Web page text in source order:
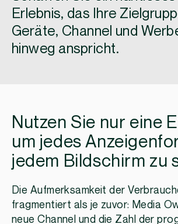
Erlebnis, das Ihre
Geräte, Channel und
hinweg anspricht.
Nutzen Sie nur eine
um jedes
jedem Bildschirm zu
Die Aufmerksamkeit der
fragmentiert als je zuvor: Media
neue Channel und die Zahl der